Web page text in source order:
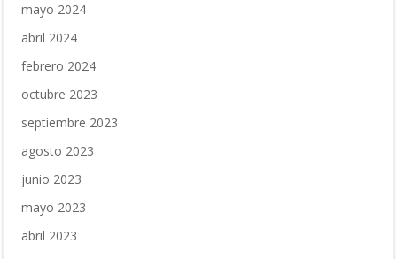
mayo 2024
abril 2024
febrero 2024
octubre 2023
septiembre 2023
agosto 2023
junio 2023
mayo 2023
abril 2023